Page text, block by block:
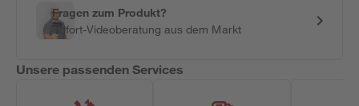
Fragen zum Produkt?
Sofort-Videoberatung aus dem Markt
Unsere passenden Services